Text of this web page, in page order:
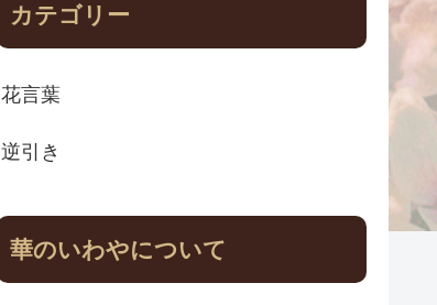
カテゴリー
花言葉
逆引き
華のいわやについて